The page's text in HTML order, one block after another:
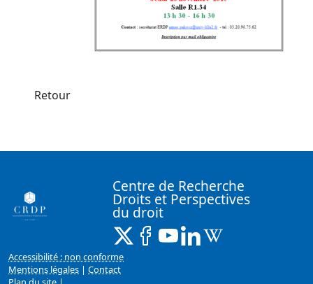
Retour
Centre de Recherche
Droits et Perspectives
du droit
X ( Nouvelle fenêtre)
Facebook ( Nouvelle fenêtre)
Youtube ( Nouvelle
Linkedin ( Nouvelle
Accessibilité : non conforme
Mentions légales | Contact